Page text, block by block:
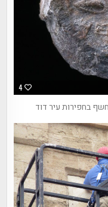
4
בחפירות עיר דוד